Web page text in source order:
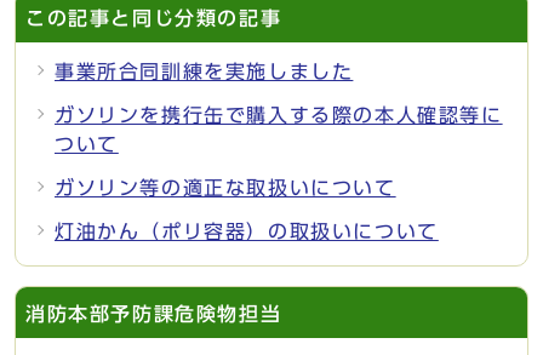
この記事と同じ分類の記事
事業所合同訓練を実施しました
ガソリンを携行缶で購入する際の本人確認等に
ついて
ガソリン等の適正な取扱いについて
灯油かん（ポリ容器）の取扱いについて
消防本部予防課危険物担当